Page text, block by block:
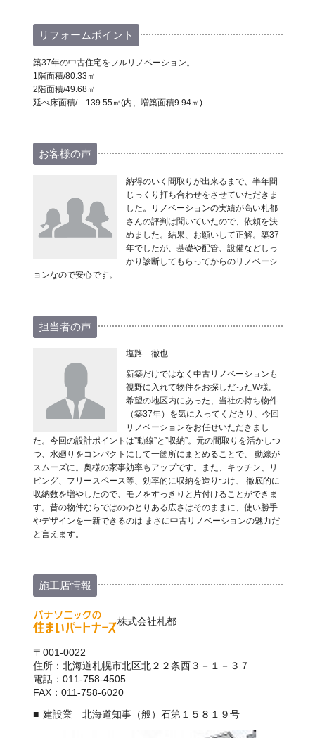
リフォームポイント
築37年の中古住宅をフルリノベーション。
1階面積/80.33㎡
2階面積/49.68㎡
延べ床面積/ 139.55㎡(内、増築面積9.94㎡)
お客様の声
納得のいく間取りが出来るまで、半年間
じっくり打ち合わせをさせていただきま
した。リノベーションの実績が高い札都
さんの評判は聞いていたので、依頼を決
めました。結果、お願いして正解。築37
年でしたが、基礎や配管、設備などしっ
かり診断してもらってからのリノベーシ
ョンなので安心です。
担当者の声
塩路 徹也
新築だけではなく中古リノベーションも
視野に入れて物件をお探しだったW様。
希望の地区内にあった、当社の持ち物件
（築37年）を気に入ってくださり、今回
リノベーションをお任せいただきまし
た。今回の設計ポイントは”動線”と”収納”。元の間取りを活かしつ
つ、水廻りをコンパクトにして一箇所にまとめることで、 動線が
スムーズに。奥様の家事効率もアップです。また、キッチン、リ
ビング、フリースペース等、効率的に収納を造りつけ、 徹底的に
収納数を増やしたので、モノをすっきりと片付けることができま
す。昔の物件ならではのゆとりある広さはそのままに、使い勝手
やデザインを一新できるのは まさに中古リノベーションの魅力だ
と言えます。
施工店情報
株式会社札都
〒001-0022
住所：北海道札幌市北区北２２条西３－１－３７
電話：011-758-4505
FAX：011-758-6020
建設業 北海道知事（般）石第１５８１９号